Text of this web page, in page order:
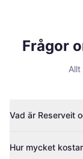
Frågor
Vad är Reserveit
Hur mycket